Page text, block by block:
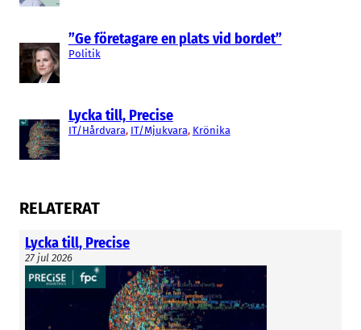
”Ge företagare en plats vid bordet”
Politik
Lycka till, Precise
IT/Hårdvara, IT/Mjukvara, Krönika
RELATERAT
Lycka till, Precise
27 jul 2026